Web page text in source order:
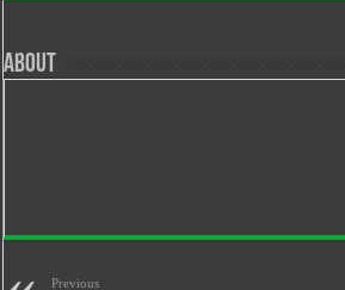
About
Previous